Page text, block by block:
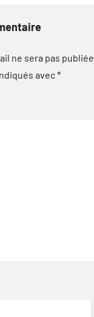
ne sera pas publiée.
avec*